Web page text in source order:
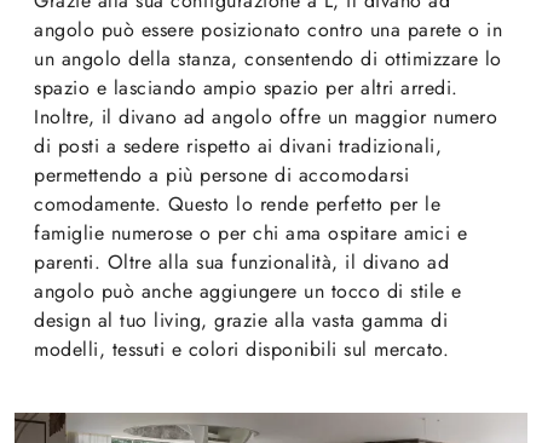
angolo può essere posizionato contro una parete o in
un angolo della stanza, consentendo di ottimizzare lo
spazio e lasciando ampio spazio per altri arredi.
Inoltre, il divano ad angolo offre un maggior numero
di posti a sedere rispetto ai divani tradizionali,
permettendo a più persone di accomodarsi
comodamente. Questo lo rende perfetto per le
famiglie numerose o per chi ama ospitare amici e
parenti. Oltre alla sua funzionalità, il divano ad
angolo può anche aggiungere un tocco di stile e
design al tuo living, grazie alla vasta gamma di
modelli, tessuti e colori disponibili sul mercato.